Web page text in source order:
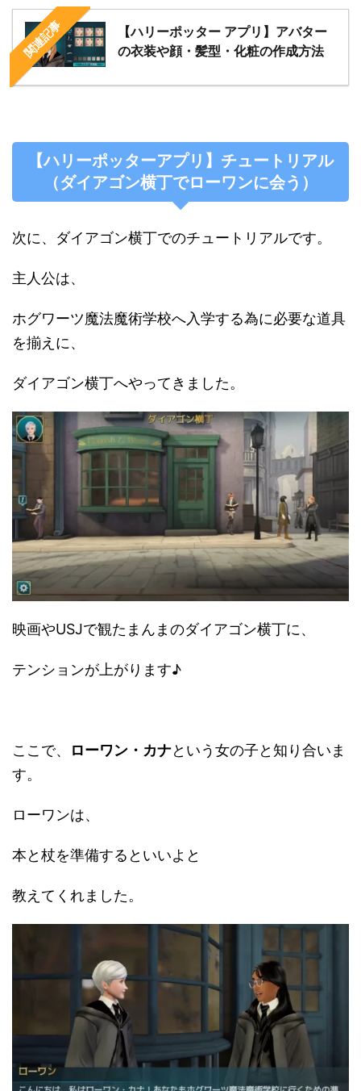
関連記事
【ハリーポッター アプリ】アバター
の衣装や顔・髪型・化粧の作成方法
【ハリーポッターアプリ】チュートリアル
（ダイアゴン横丁でローワンに会う）
次に、ダイアゴン横丁でのチュートリアルです。
主人公は、
ホグワーツ魔法魔術学校へ入学する為に必要な道具
を揃えに、
ダイアゴン横丁へやってきました。
映画やUSJで観たまんまのダイアゴン横丁に、
テンションが上がります♪
ここで、 ローワン・カナという女の子と知り合いま
す。
ローワンは、
本と杖を準備するといいよと
教えてくれました。